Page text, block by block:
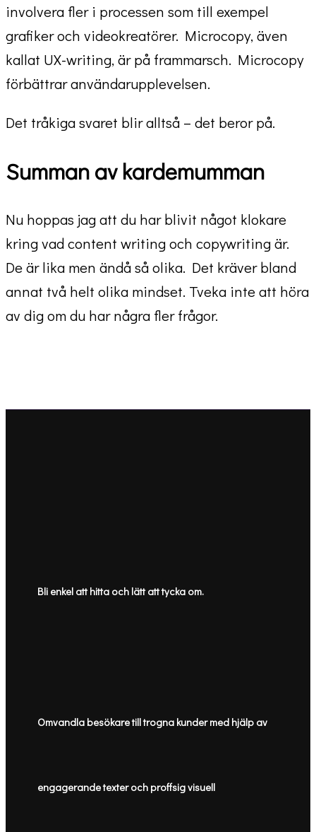
involvera fler i processen som till exempel
grafiker och videokreatörer. Microcopy, även
kallat UX-writing, är på frammarsch. Microcopy
förbättrar användarupplevelsen.
Det tråkiga svaret blir alltså – det beror på.
Summan av kardemumman
Nu hoppas jag att du har blivit något klokare
kring vad content writing och copywriting är.
De är lika men ändå så olika. Det kräver bland
annat två helt olika mindset. Tveka inte att höra
av dig om du har några fler frågor.
Bli enkel att hitta och lätt att tycka om.
Omvandla besökare till trogna kunder med hjälp av
engagerande texter och proffsig visuell